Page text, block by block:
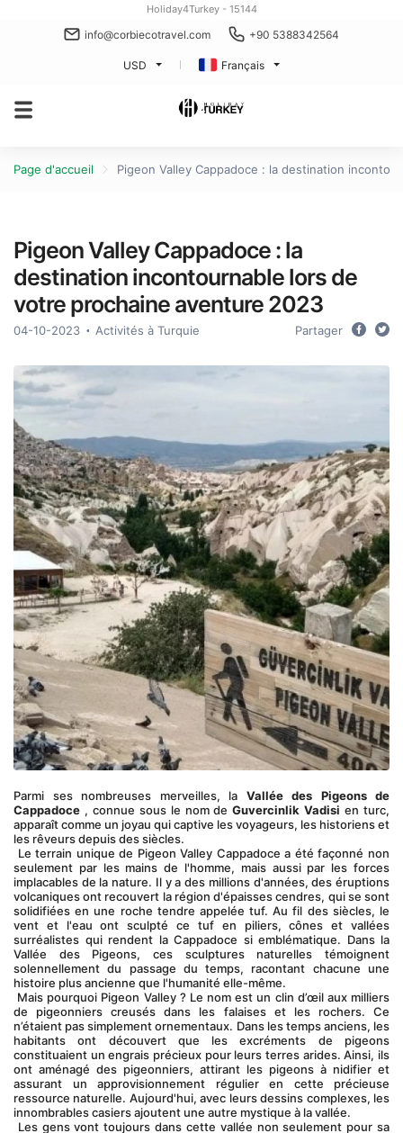
Holiday4Turkey - 15144
info@corbiecotravel.com +90 5388342564
USD Français
Page d'accueil Pigeon Valley Cappadoce : la destination
Pigeon Valley Cappadoce : la
destination incontournable lors de
votre prochaine aventure 2023
04-10-2023 Activités à Turquie Partager
Parmi ses nombreuses merveilles, la Vallée des Pigeons de
Cappadoce , connue sous le nom de Guvercinlik Vadisi en turc,
apparaît comme un joyau qui captive les voyageurs, les historiens et
les rêveurs depuis des siècles.
seulement par les mains de l'homme, mais aussi par les forces
implacables de la nature. Il y a des millions d'années, des éruptions
volcaniques ont recouvert la région d'épaisses cendres, qui se sont
solidifiées en une roche tendre appelée tuf. Au fil des siècles, le
vent et l'eau ont sculpté ce tuf en piliers, cônes et vallées
surréalistes qui rendent la Cappadoce si emblématique. Dans la
Vallée des Pigeons, ces sculptures naturelles témoignent
solennellement du passage du temps, racontant chacune une
histoire plus ancienne que l'humanité elle-même.
de pigeonniers creusés dans les falaises et les rochers. Ce
n’étaient pas simplement ornementaux. Dans les temps anciens, les
habitants ont découvert que les excréments de pigeons
constituaient un engrais précieux pour leurs terres arides. Ainsi, ils
ont aménagé des pigeonniers, attirant les pigeons à nidifier et
assurant un approvisionnement régulier en cette précieuse
ressource naturelle. Aujourd'hui, avec leurs dessins complexes, les
innombrables casiers ajoutent une autre mystique à la vallée.